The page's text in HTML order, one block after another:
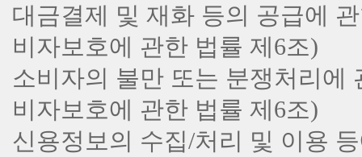
대금결제 및 재화 등의 공급에
비자보호에 관한 법률 제6조)
소비자의 불만 또는 분쟁처리에
비자보호에 관한 법률 제6조)
신용정보의 수집/처리 및 이용